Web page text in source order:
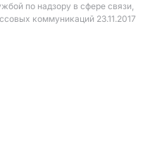
по надзору в сфере связи,
коммуникаций 23.11.2017